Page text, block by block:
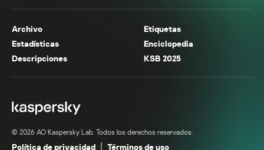
Archivo
Etiquetas
Estadísticas
Enciclopedia
Descripciones
KSB 2025
© 2026 AO Kaspersky Lab. Todos los derechos reservados.
Política de privacidad Términos de uso